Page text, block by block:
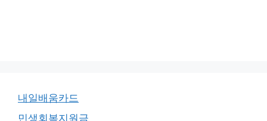
내일배움카드
민생회복지원금